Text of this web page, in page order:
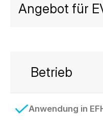
Angebot für
Betrieb
Anwendung in